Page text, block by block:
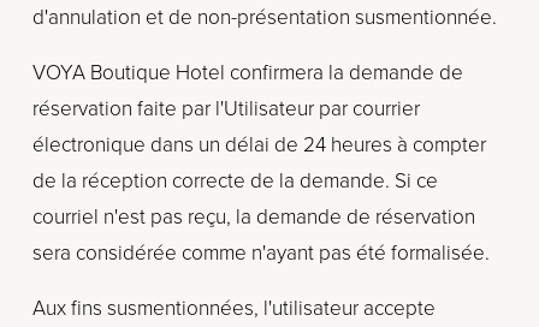
d'annulation et de non-présentation susmentionnée.
VOYA Boutique Hotel confirmera la demande de
réservation faite par l'Utilisateur par courrier
électronique dans un délai de 24 heures à compter
de la réception correcte de la demande. Si ce
courriel n'est pas reçu, la demande de réservation
sera considérée comme n'ayant pas été formalisée.
Aux fins susmentionnées, l'utilisateur accepte